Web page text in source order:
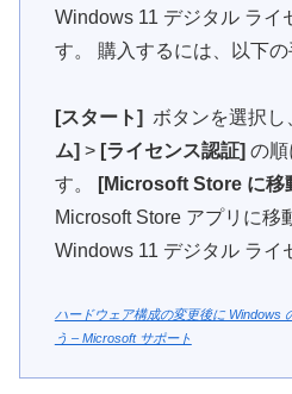
Windows 11 デジタル ライ
す。 購入するには、以下
[スタート] ボタンを選択し
ム] > [ライセンス認証] の順
す。
[Microsoft Store に移
Microsoft Store アプリに移
Windows 11 デジタル ライ
ハードウェア構成の変更後に Windows
う – Microsoft サポート